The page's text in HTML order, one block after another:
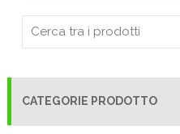
CATEGORIE PRODOTTO